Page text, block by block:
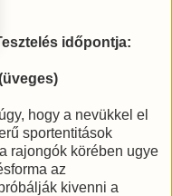
időpontja:
hogy a nevükkel el
sportentitások
rajongók körében ugye
az
kivenni a